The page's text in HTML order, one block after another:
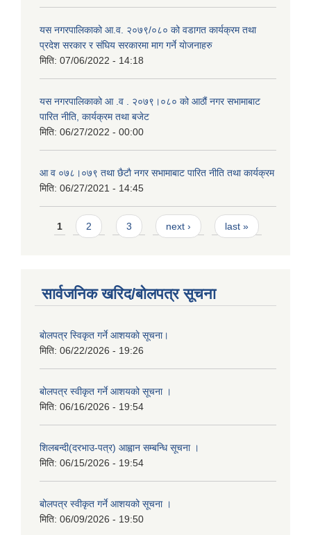
यस नगरपालिकाको आ.व. २०७९/०८० को वडागत कार्यक्रम तथा
प्रदेश सरकार र संघिय सरकारमा माग गर्ने याेजनाहरु
मिति: 07/06/2022 - 14:18
यस नगरपालिकाको आ‍ .व . २०७९।०८० को आठौं नगर सभामाबाट
पारित नीति, कार्यक्रम तथा बजेट
मिति: 06/27/2022 - 00:00
आ‍ व ०७८।०७९ तथा छैटाै नगर सभामाबाट पारित नीति तथा कार्यक्रम
मिति: 06/27/2021 - 14:45
Pages
1 2 3 next › last »
सार्वजनिक खरिद/बोलपत्र सूचना
बाेलपत्र स्विकृत गर्ने आशयकाे सूचना।
मिति: 06/22/2026 - 19:26
बोलपत्र स्वीकृत गर्ने आशयको सूचना ।
मिति: 06/16/2026 - 19:54
शिलबन्दी(दरभाउ-पत्र) आह्वान सम्बन्धि सूचना ।
मिति: 06/15/2026 - 19:54
बोलपत्र स्वीकृत गर्ने आशयको सूचना ।
मिति: 06/09/2026 - 19:50